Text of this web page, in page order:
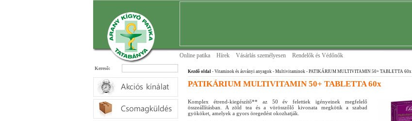
Online patika Hírek Vásárlás személyesen Rendelők és Védőnők
Keresõ:
Kezdõ oldal - Vitaminok és ásványi anyagok - Multivitaminok - PATIKÁRIUM MULTIVITAMIN 50+ TABLETTA 60x
PATIKÁRIUM MULTIVITAMIN 50+ TABLETTA 60x
Komplex étrend-kiegészítő** az 50 év felettiek igényeinek megfelelő
összeállításban. A zöld tea és a vörösszőlő kivonata megkötik a szabad
gyököket, amelyek a gyors öregedést okozhatják.